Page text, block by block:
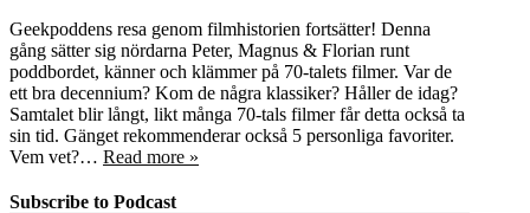
Geekpoddens resa genom filmhistorien fortsätter! Denna
gång sätter sig nördarna Peter, Magnus & Florian runt
poddbordet, känner och klämmer på 70-talets filmer. Var de
ett bra decennium? Kom de några klassiker? Håller de idag?
Samtalet blir långt, likt många 70-tals filmer får detta också ta
sin tid. Gänget rekommenderar också 5 personliga favoriter.
Vem vet?… Read more »
Subscribe to Podcast